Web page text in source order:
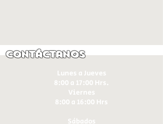
Contáctanos
Lunes a Jueves
8:00 a 17:00 Hrs.
Viernes
8:00 a 16:00 Hrs​
Sábados